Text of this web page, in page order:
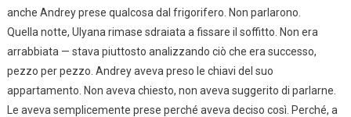
anche Andrey prese qualcosa dal frigorifero. Non parlarono.
Quella notte, Ulyana rimase sdraiata a fissare il soffitto. Non era
arrabbiata — stava piuttosto analizzando ciò che era successo,
pezzo per pezzo. Andrey aveva preso le chiavi del suo
appartamento. Non aveva chiesto, non aveva suggerito di parlarne.
Le aveva semplicemente prese perché aveva deciso così. Perché, a